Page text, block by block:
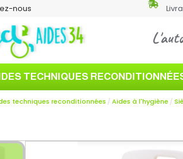
nous
TECHNIQUES
techniques reconditionnées Aides à l'hygiène